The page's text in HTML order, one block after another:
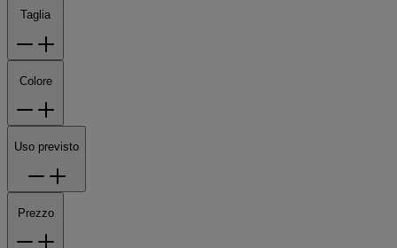
Taglia
Colore
Uso previsto
Prezzo